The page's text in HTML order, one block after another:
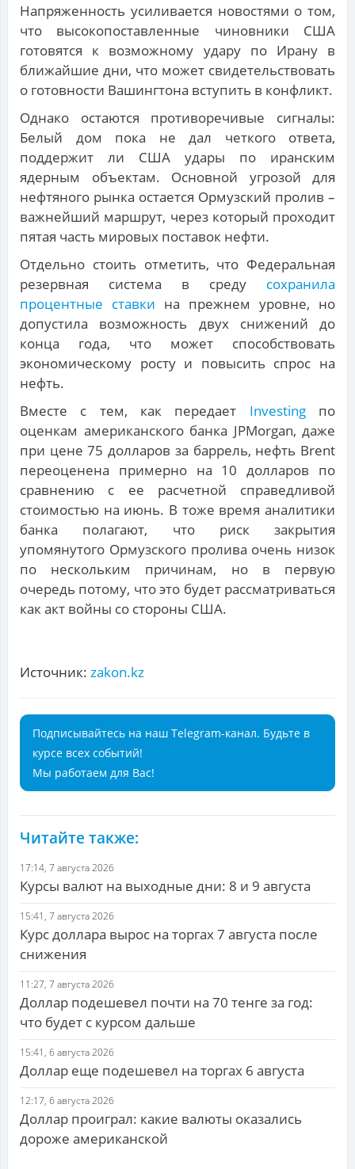
Напряженность усиливается новостями о том,
что высокопоставленные чиновники США
готовятся к возможному удару по Ирану в
ближайшие дни, что может свидетельствовать
о готовности Вашингтона вступить в конфликт.
Однако остаются противоречивые сигналы:
Белый дом пока не дал четкого ответа,
поддержит ли США удары по иранским
ядерным объектам. Основной угрозой для
нефтяного рынка остается Ормузский пролив –
важнейший маршрут, через который проходит
пятая часть мировых поставок нефти.
Отдельно стоить отметить, что Федеральная
резервная система в среду сохранила
процентные ставки на прежнем уровне, но
допустила возможность двух снижений до
конца года, что может способствовать
экономическому росту и повысить спрос на
нефть.
Вместе с тем, как передает Investingпо
оценкам американского банка JPMorgan, даже
при цене 75 долларов за баррель, нефть Brent
переоценена примерно на 10 долларов по
сравнению с ее расчетной справедливой
стоимостью на июнь. В тоже время аналитики
банка полагают, что риск закрытия
упомянутого Ормузского пролива очень низок
по нескольким причинам, но в первую
очередь потому, что это будет рассматриваться
как акт войны со стороны США.
Источник: zakon.kz
Подписывайтесь на наш Telegram-канал. Будьте в
курсе всех событий!
Мы работаем для Вас!
Читайте также:
17:14, 7 августа 2026
Курсы валют на выходные дни: 8 и 9 августа
15:41, 7 августа 2026
Курс доллара вырос на торгах 7 августа после
снижения
11:27, 7 августа 2026
Доллар подешевел почти на 70 тенге за год:
что будет с курсом дальше
15:41, 6 августа 2026
Доллар еще подешевел на торгах 6 августа
12:17, 6 августа 2026
Доллар проиграл: какие валюты оказались
дороже американской